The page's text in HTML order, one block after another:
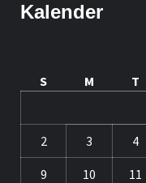
Kalender
S
M T
2 3 4
9 10 11